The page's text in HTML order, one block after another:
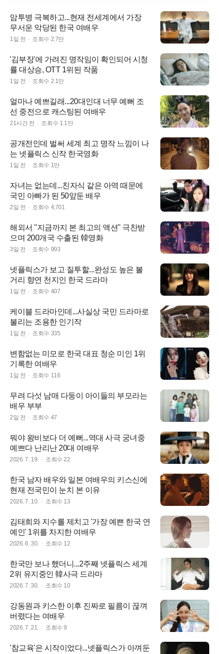
암투병 극복하고...현재 전세계에서 가장
무서운 악당된 한국 여배우
1일 전 조회수 2.7만
'김부장'에 가려진 명작임이 확인되어 시청
률 대상승, OTT 1위된 작품
1일 전 조회수 2.1만
얼마나 예쁘길래...20대인대 너무 예뻐 조
선 중전으로 캐스팅된 여배우
21시간 전 조회수 1.1만
공개전인데 벌써 세계 최고 명작 느낌이 나
는 넷플릭스 신작 한국영화
1일 전 조회수 1만
자녀는 없는데...친자식 같은 아역 때문에
국민 아빠가 된 50앞둔 배우
2일 전 조회수 4,701
해외서 "지금까지 본 최고의 액션" 극찬받
으며 200개국 수출된 韓영화
3일 전 조회수 993
넷플릭스가 보고 질투할...완성도 높은 볼
거리 향연 천지인 한국 드라마
1일 전 조회수 407
케이블 드라마인데...사실상 국민 드라마로
불리는 조용한 인기작
1일 전 조회수 335
변함없는 미모로 한국 대표 청순 미인 1위
기록한 여배우
1일 전 조회수 116
무려 다섯 남매 다둥이 아이들의 부모라는
배우 부부
2일 전 조회수 47
뭐야 왕비보다 더 예뻐...역대 사극 궁녀중
예쁘다 난리난 20대 여배우
2026. 7. 19. 조회수22
한국 남자 배우와 일본 여배우의 키스신에
현재 전국민이 눈치 본 이유
2026. 7. 10. 조회수 13
김태희와 지수를 제치고 '가장 예쁜 한국 연
예인' 1위를 차지한 여배우
2026. 6. 30. 조회수 12
한국만 보나 했더니...2주째 넷플릭스 세계
2위 유지중인 韓사극 드라마
2026. 7. 30. 조회수 10
강동원과 키스한 이후 진짜로 필름이 끊껴
버렸다는 여배우
2026. 7. 21. 조회수9
'참교육'은 시작이었다...넷플릭스가 아껴둔